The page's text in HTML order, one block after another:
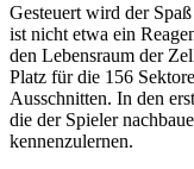
Gesteuert wird der
ist nicht etwa ein
den Lebensraum der
Platz für die 156
Ausschnitten. In den
die der Spieler
kennenzulernen.